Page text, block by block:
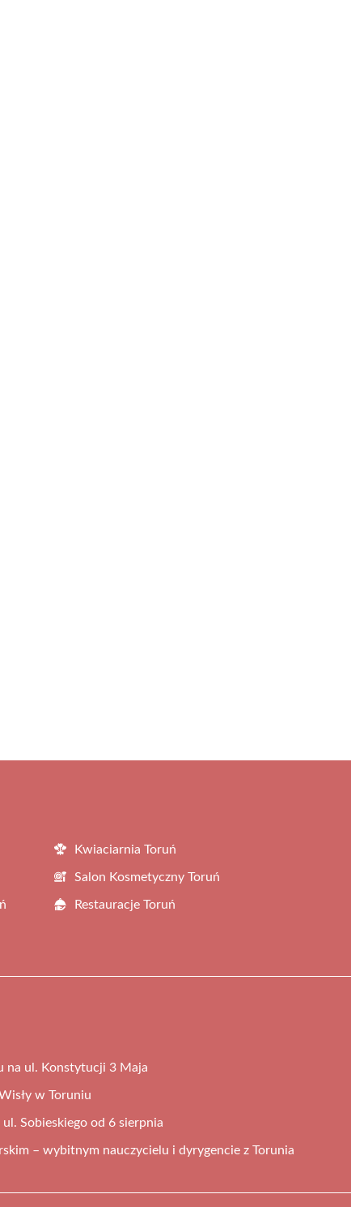
Kwiaciarnia Toruń
Salon Kosmetyczny Toruń
Restauracje Toruń
na ul. Konstytucji 3 Maja
w Toruniu
Sobieskiego od 6 sierpnia
– wybitnym nauczycielu i dyrygencie z Torunia